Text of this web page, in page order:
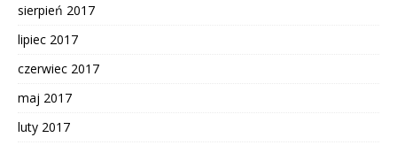
sierpień 2017
lipiec 2017
czerwiec 2017
maj 2017
luty 2017